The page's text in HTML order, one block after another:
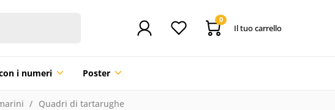
0
Il tuo carrello
i numeri Poster
Quadri di tartarughe